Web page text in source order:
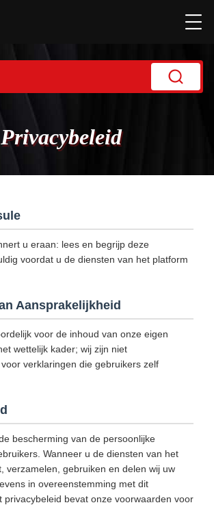
Privacybeleid
u eraan: lees en begrijp deze
voordat u de diensten van het platform
Aansprakelijkheid
voor de inhoud van onze eigen
wettelijk kader; wij zijn niet
verklaringen die gebruikers zelf
bescherming van de persoonlijke
Wanneer u de diensten van het
verzamelen, gebruiken en delen wij uw
in overeenstemming met dit
privacybeleid bevat onze voorwaarden voor